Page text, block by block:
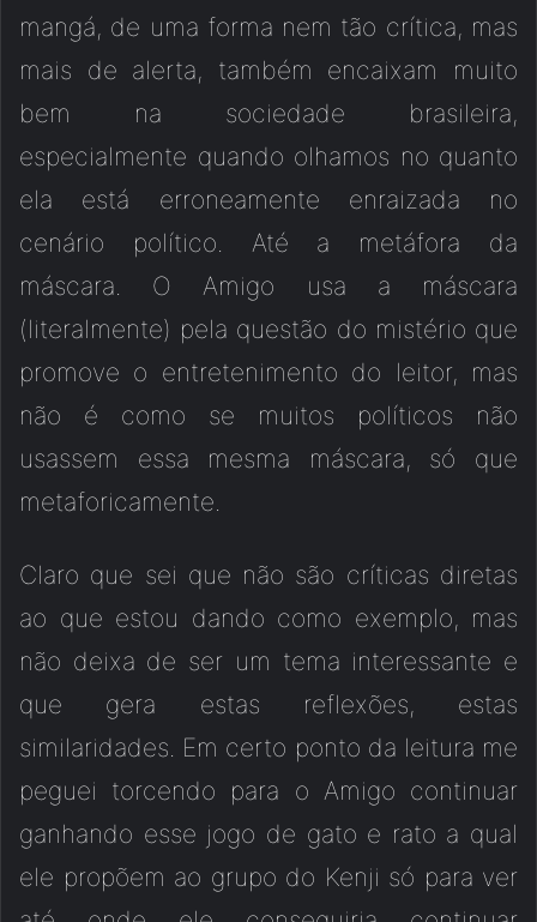
mangá, de uma forma nem tão crítica, mas
mais de alerta, também encaixam muito
bem na sociedade brasileira,
especialmente quando olhamos no quanto
ela está erroneamente enraizada no
cenário político. Até a metáfora da
máscara. O Amigo usa a máscara
(literalmente) pela questão do mistério que
promove o entretenimento do leitor, mas
não é como se muitos políticos não
usassem essa mesma máscara, só que
metaforicamente.
Claro que sei que não são críticas diretas
ao que estou dando como exemplo, mas
não deixa de ser um tema interessante e
que gera estas reflexões, estas
similaridades. Em certo ponto da leitura me
peguei torcendo para o Amigo continuar
ganhando esse jogo de gato e rato a qual
ele propõem ao grupo do Kenji só para ver